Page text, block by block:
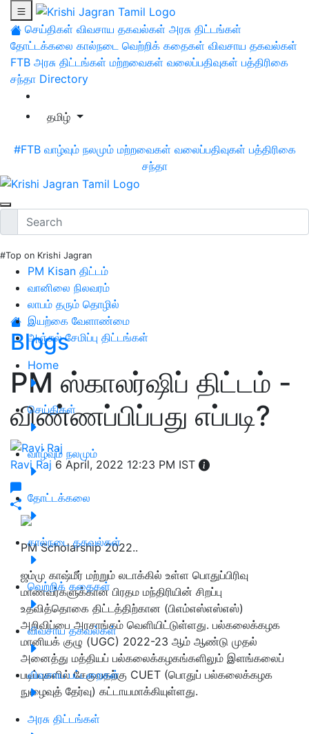
செய்திகள் விவசாய தகவல்கள் அரசு திட்டங்கள்
தோட்டக்கலை கால்நடை வெற்றிக் கதைகள் விவசாய தகவல்கள்
FTB அரசு திட்டங்கள் மற்றவைகள் வலைப்பதிவுகள் பத்திரிகை
சந்தா Directory
தமிழ்
#FTB வாழ்வும் நலமும் மற்றவைகள் வலைப்பதிவுகள் பத்திரிகை
சந்தா
#Top on Krishi Jagran
PM Kisan திட்டம்
வானிலை நிலவரம்
லாபம் தரும் தொழில்
இயற்கை வேளாண்மை
அஞ்சல் சேமிப்பு திட்டங்கள்
Home
செய்திகள்
வாழ்வும் நலமும்
தோட்டக்கலை
கால்நடை தகவல்கள்
வெற்றிக் கதைகள்
விவசாய தகவல்கள்
விவசாய பட்டறைகள்
அரசு திட்டங்கள்
Blogs
PM ஸ்காலர்ஷிப் திட்டம் -
விண்ணப்பிப்பது எப்படி?
Ravi Raj6 April, 2022 12:23 PM IST
PM Scholarship 2022..
ஜம்மு காஷ்மீர் மற்றும் லடாக்கில் உள்ள பொதுப்பிரிவு
மாணவர்களுக்கான பிரதம மந்திரியின் சிறப்பு
உதவித்தொகை திட்டத்திற்கான (பிஎம்எஸ்எஸ்எஸ்)
அறிவிப்பை அரசாங்கம் வெளியிட்டுள்ளது. பல்கலைக்கழக
மானியக் குழு (UGC) 2022-23 ஆம் ஆண்டு முதல்
அனைத்து மத்தியப் பல்கலைக்கழகங்களிலும் இளங்கலைப்
படிப்புகளில் சேருவதற்கு CUET (பொதுப் பல்கலைக்கழக
நுழைவுத் தேர்வு) கட்டாயமாக்கியுள்ளது.